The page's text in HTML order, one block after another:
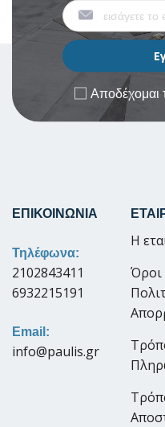
Αποδέχομαι
ΕΠΙΚΟΙΝΩΝΙΑ
Τηλέφωνα:
2102843411
6932215191
Email:
info@paulis.gr
Η
Όροι